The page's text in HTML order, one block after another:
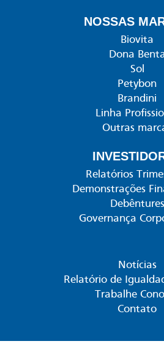
NOSSAS
Biovita
Dona
Sol
Petybon
Brandini
Linha
Outras
Relatórios
Demonstrações
Debêntures
Governança
Notícias
Relatório de
Trabalhe
Contato